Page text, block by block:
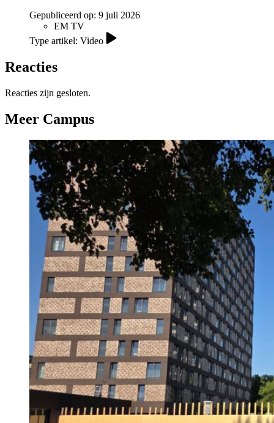
Gepubliceerd op: 9 juli 2026
EM TV
Type artikel: Video
Reacties
Reacties zijn gesloten.
Meer Campus